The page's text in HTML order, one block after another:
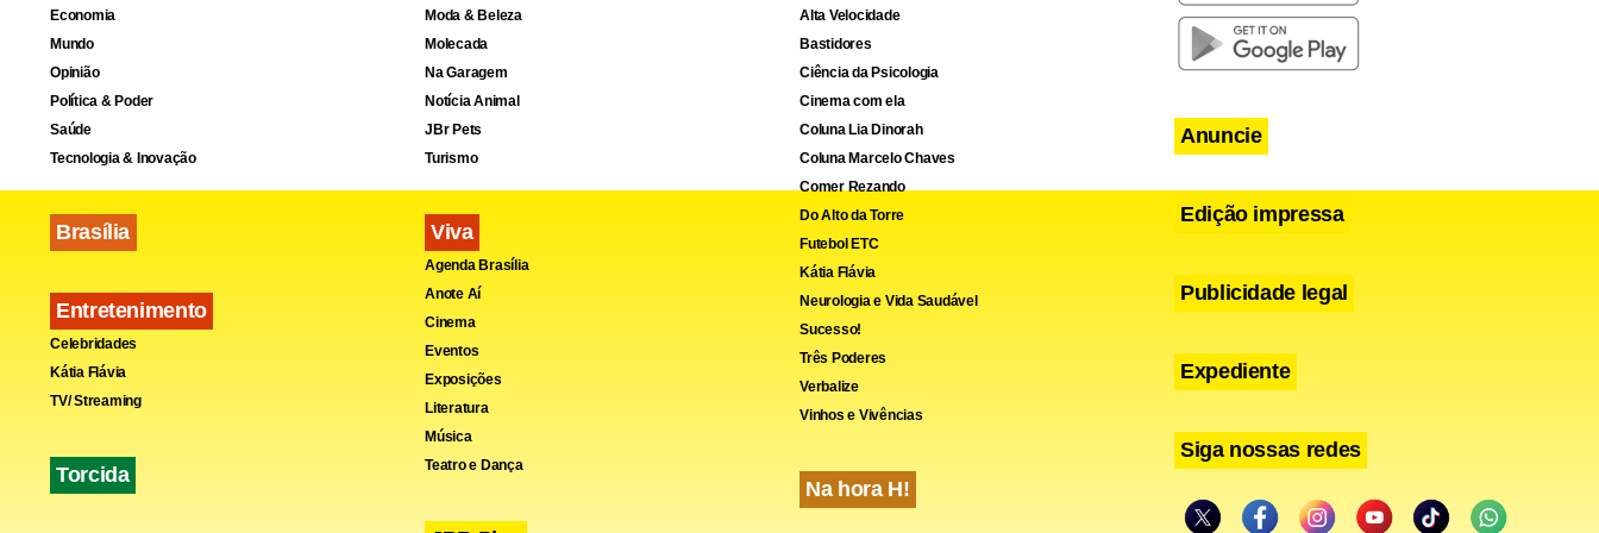
Facebook Telegram
Share
Economia
Mundo
Opinião
Política & Poder
Saúde
Tecnologia & Inovação
Brasília
Entretenimento
Celebridades
Kátia Flávia
TV/ Streaming
Torcida
Moda & Beleza
Molecada
Na Garagem
Notícia Animal
JBr Pets
Turismo
Viva
Agenda Brasília
Anote Aí
Cinema
Eventos
Exposições
Literatura
Música
Teatro e Dança
Alta Velocidade
Bastidores
Ciência da Psicologia
Cinema com ela
Coluna Lia Dinorah
Coluna Marcelo Chaves
Comer Rezando
Do Alto da Torre
Futebol ETC
Kátia Flávia
Neurologia e Vida Saudável
Sucesso!
Três Poderes
Verbalize
Vinhos e Vivências
Na hora H!
Anuncie
Edição impressa
Publicidade legal
Expediente
Siga nossas redes